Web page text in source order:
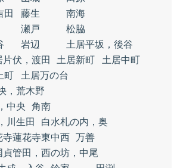
田 藤生
南海
瀬戸
松脇
岩辺
土居平坂，後谷
片伏，渡田 土居新町
土居中町
町
土居万の台
，荒木野
中央
角南
川生田
白水札の内，奥
寺蓮花寺東中西 万善
貞管田，西の坊，中尾